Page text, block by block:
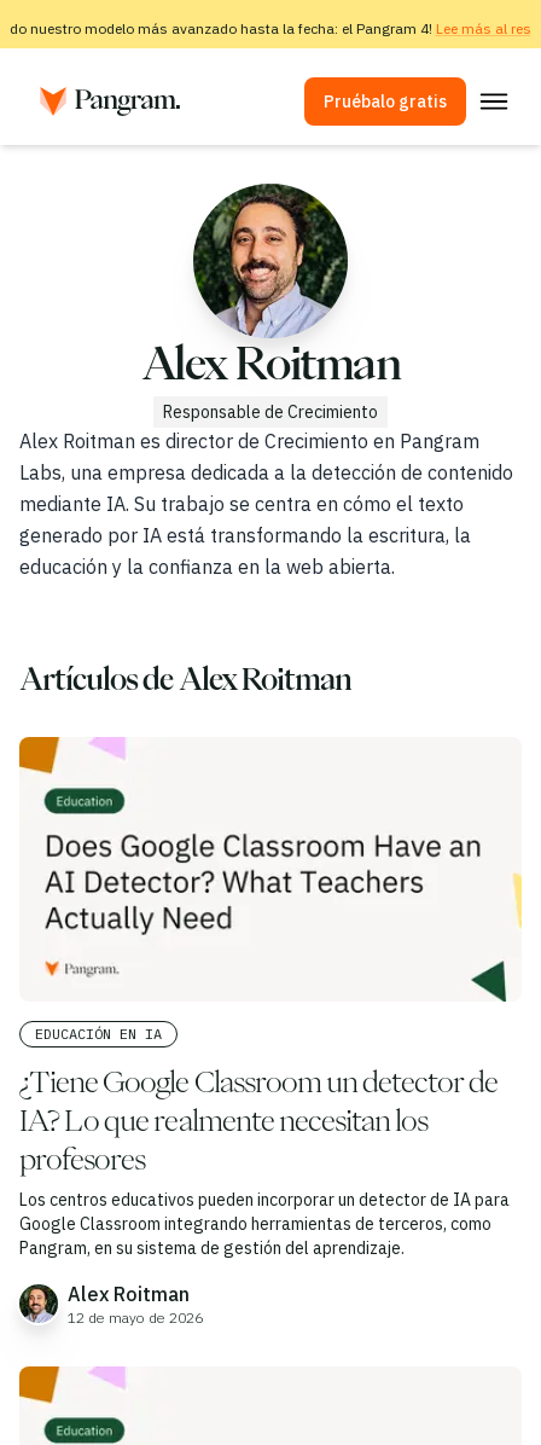
nuestro modelo más avanzado hasta la fecha: el Pangram 4! Lee más al
Pruébalo gratis
Detector de imágenes
Extensión para el navegador
Verificador de plagio
Detección multilingüe mediante IA
Casos de uso
Precios
Póngase en contacto con el departamento de
ventas
Iniciar sesión
Pruébalo gratis
Alex Roitman
Responsable de Crecimiento
Alex Roitman es director de Crecimiento en Pangram
Labs, una empresa dedicada a la detección de contenido
mediante IA. Su trabajo se centra en cómo el texto
generado por IA está transformando la escritura, la
educación y la confianza en la web abierta.
Artículos de Alex Roitman
EDUCACIÓN EN IA
¿Tiene Google Classroom un detector de
IA? Lo que realmente necesitan los
profesores
Los centros educativos pueden incorporar un detector de IA para
Google Classroom integrando herramientas de terceros, como
Pangram, en su sistema de gestión del aprendizaje.
Alex Roitman
12 de mayo de 2026